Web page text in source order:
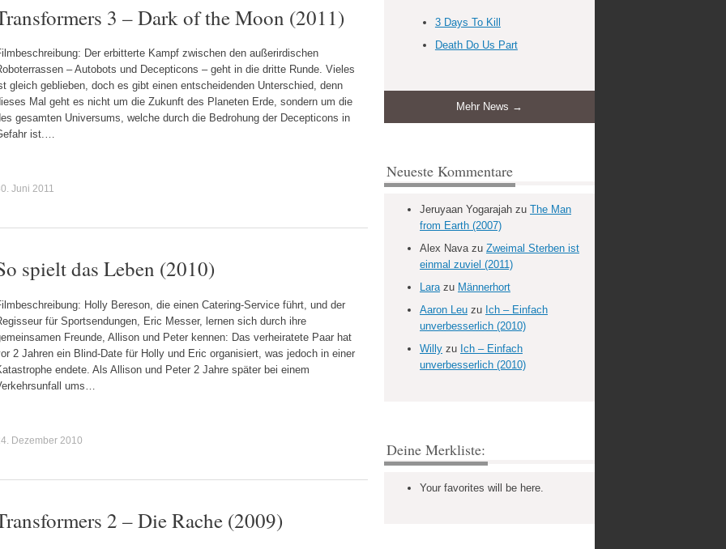
3 – Dark of the Moon (2011)
Der erbitterte Kampf zwischen den außerirdischen
– Autobots und Decepticons – geht in die dritte Runde. Vieles
gleich geblieben, doch es gibt einen entscheidenden Unterschied, denn
Mal geht es nicht um die Zukunft des Planeten Erde, sondern um die
gesamten Universums, welche durch die Bedrohung der Decepticons in
ist.…
Juni 2011
spielt das Leben (2010)
Holly Bereson, die einen Catering-Service führt, und der
für Sportsendungen, Eric Messer, lernen sich durch ihre
Freunde, Allison und Peter kennen: Das verheiratete Paar hat
2 Jahren ein Blind-Date für Holly und Eric organisiert, was jedoch in einer
endete. Als Allison und Peter 2 Jahre später bei einem
ums…
Dezember 2010
2 – Die Rache (2009)
3 Days To Kill
Death Do Us Part
Mehr News →
Neueste Kommentare
Jeruyaan Yogarajah zu The Man
from Earth (2007)
Alex Navazu Zweimal Sterben ist
einmal zuviel (2011)
Larazu Männerhort
Aaron Leu zu Ich – Einfach
unverbesserlich (2010)
Willy zu Ich – Einfach
unverbesserlich (2010)
Deine Merkliste:
Your favorites will be here.